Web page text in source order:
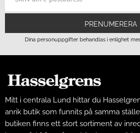
PRENUMERERA
Dina personuppgifter behandlas i enlighet
Mitt i centrala Lund hittar du
anrik butik som funnits på samma
butiken finns ett stort sortiment av